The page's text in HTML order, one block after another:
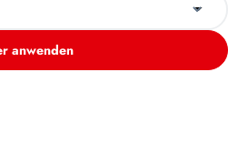
anwenden